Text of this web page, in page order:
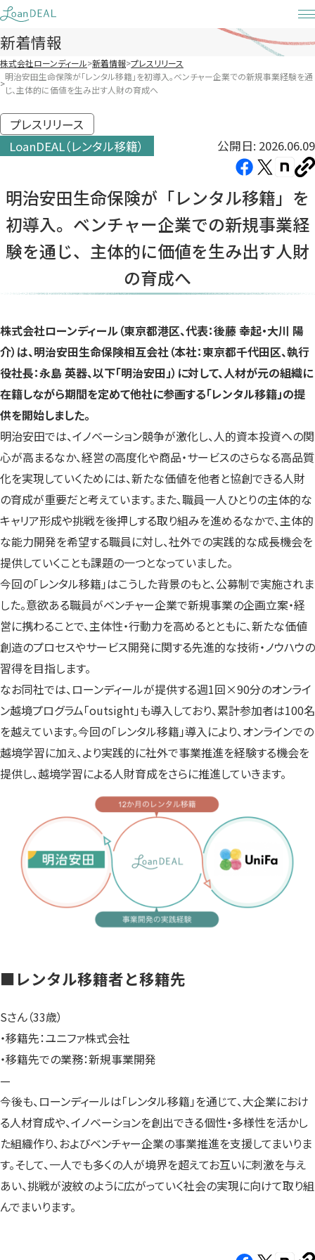
Skip
to
content
新着情報
株式会社ローンディール 新着情報 プレスリリース
明治安田生命保険が「レンタル移籍」を初導入。ベンチャー企業での新規事業経験を通
じ、主体的に価値を生み出す人財の育成へ
プレスリリース
LoanDEAL（レンタル移籍）
公開日: 2026.06.09
Facebook（新
い
タ
ブ
で
き
す）
X（新
い
タ
ブ
で
き
す）
note（新
い
タ
ブ
で
き
す）
コ
ピ
ー
明治安田生命保険が「レンタル移籍」を
初導入。ベンチャー企業での新規事業経
験を通じ、主体的に価値を生み出す人財
の育成へ
株式会社ローンディール（東京都港区、代表：後藤 幸起・大川 陽
介）は、明治安田生命保険相互会社（本社：東京都千代田区、執行
役社長：永島 英器、以下「明治安田」）に対して、人材が元の組織に
在籍しながら期間を定めて他社に参画する「レンタル移籍」の提
供を開始しました。
明治安田では、イノベーション競争が激化し、人的資本投資への関
心が高まるなか、経営の高度化や商品・サービスのさらなる高品質
化を実現していくためには、新たな価値を他者と協創できる人財
の育成が重要だと考えています。また、職員一人ひとりの主体的な
キャリア形成や挑戦を後押しする取り組みを進めるなかで、主体的
な能力開発を希望する職員に対し、社外での実践的な成長機会を
提供していくことも課題の一つとなっていました。
今回の「レンタル移籍」はこうした背景のもと、公募制で実施されま
した。意欲ある職員がベンチャー企業で新規事業の企画立案・経
営に携わることで、主体性・行動力を高めるとともに、新たな価値
創造のプロセスやサービス開発に関する先進的な技術・ノウハウの
習得を目指します。
なお同社では、ローンディールが提供する週1回×90分のオンライ
ン越境プログラム「outsight」も導入しており、累計参加者は100名
を越えています。今回の「レンタル移籍」導入により、オンラインでの
越境学習に加え、より実践的に社外で事業推進を経験する機会を
提供し、越境学習による人財育成をさらに推進していきます。
■レンタル移籍者と移籍先
Sさん（33歳）
・移籍先：ユニファ株式会社
・移籍先での業務：新規事業開発
—
今後も、ローンディールは「レンタル移籍」を通じて、大企業におけ
る人材育成や、イノベーションを創出できる個性・多様性を活かし
た組織作り、およびベンチャー企業の事業推進を支援してまいりま
す。そして、一人でも多くの人が境界を超えてお互いに刺激を与え
あい、挑戦が波紋のように広がっていく社会の実現に向けて取り組
んでまいります。